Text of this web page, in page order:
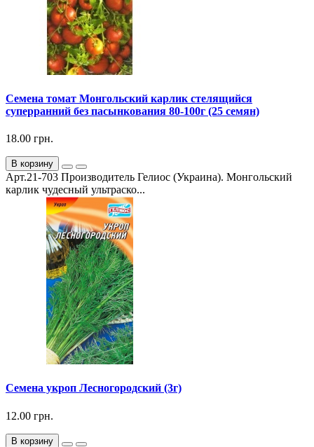
Семена томат Монгольский карлик стелящийся
суперранний без пасынкования 80-100г (25 семян)
18.00 грн.
В корзину
Арт.21-703 Производитель Гелиос (Украина). Монгольский
карлик чудесный ультраско...
Семена укроп Лесногородский (3г)
12.00 грн.
В корзину